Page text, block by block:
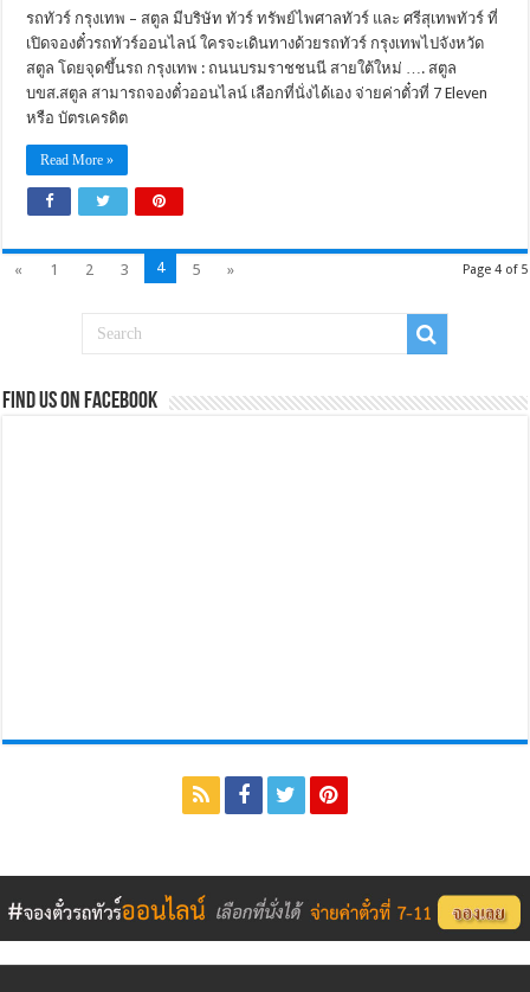
รถทัวร์ กรุงเทพ – สตูล มีบริษัท ทัวร์ ทรัพย์ไพศาลทัวร์ และ ศรีสุเทพทัวร์ ที่
เปิดจองตั๋วรถทัวร์ออนไลน์ ใครจะเดินทางด้วยรถทัวร์ กรุงเทพไปจังหวัด
สตูล โดยจุดขึ้นรถ กรุงเทพ : ถนนบรมราชชนนี สายใต้ใหม่ …. สตูล
บขส.สตูล สามารถจองตั๋วออนไลน์ เลือกที่นั่งได้เอง จ่ายค่าตั๋วที่ 7 Eleven
หรือ บัตรเครดิต
Read More »
Page 4 of 5
« 1 2 3 4 5 »
Find us on Facebook